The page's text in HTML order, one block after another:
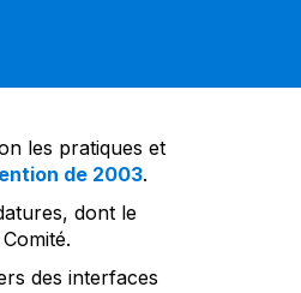
les pratiques et
de 2003.
dont le
des interfaces